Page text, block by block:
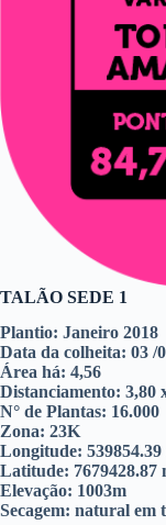
TALÃO SEDE 1
Plantio: Janeiro 2018
Data da colheita: 03 /
Área há: 4,56
Distanciamento: 3,80
N° de Plantas: 16.000
Zona: 23K
Longitude: 539854.39
Latitude: 7679428.87
Elevação: 1003m
Secagem: natural em